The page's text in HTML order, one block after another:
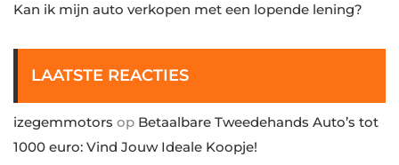
Kan ik mijn auto verkopen met een lopende lening?
LAATSTE REACTIES
izegemmotors op Betaalbare Tweedehands Auto’s tot
1000 euro: Vind Jouw Ideale Koopje!